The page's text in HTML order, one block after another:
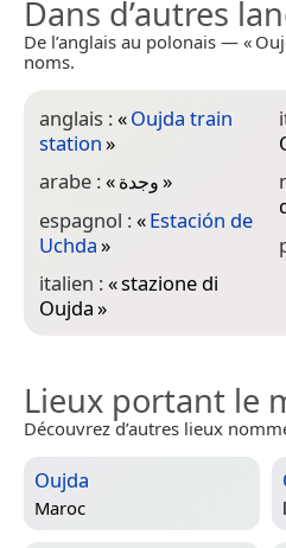
Dans d’autres
De l’anglais au polonais — «
noms.
anglais :«Oujda train
station»
arabe :«وجدة»
espagnol :«Estación de
Uchda»
italien :«stazione di
Oujda»
Lieux portant le
Découvrez d’autres lieux
Oujda
Maroc